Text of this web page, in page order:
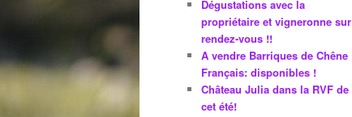
Dégustations avec la
propriétaire et vigneronne sur
rendez-vous !!
A vendre Barriques de Chêne
Français: disponibles !
Château Julia dans la RVF de
cet été!